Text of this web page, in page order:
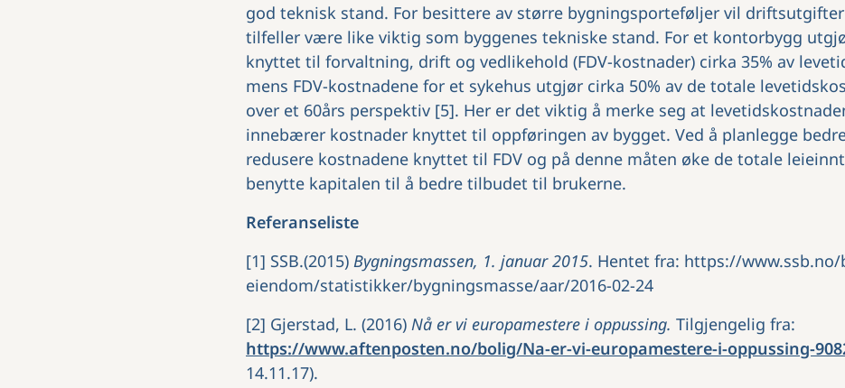
god teknisk stand. For besittere av større bygningsporteføljer vil
tilfeller være like viktig som byggenes tekniske stand. For et kontorbygg
knyttet til forvaltning, drift og vedlikehold (FDV-kostnader) cirka 35% av
mens FDV-kostnadene for et sykehus utgjør cirka 50% av de totale
over et 60års perspektiv [5]. Her er det viktig å merke seg at
innebærer kostnader knyttet til oppføringen av bygget. Ved å planlegge
redusere kostnadene knyttet til FDV og på denne måten øke de totale
benytte kapitalen til å bedre tilbudet til brukerne.
Referanseliste
[1] SSB.(2015) Bygningsmassen, 1. januar 2015. Hentet fra: https://
eiendom/statistikker/bygningsmasse/aar/2016-02-24
[2] Gjerstad, L. (2016) Nå er vi europamestere i oppussing. Tilgjengelig fra:
https://www.aftenposten.no/bolig/Na-er-vi-europamestere-i-oppussing-
14.11.17).